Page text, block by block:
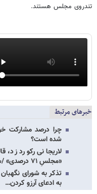
تندروی مجلس هستند.
خبرهای مرتبط
شده است؟
لاریجانی رکورد
«مجلسِ ۷۱ درصدی» /سرنوشت…
تذکر به شورای
به ادعای آرزو کردن…